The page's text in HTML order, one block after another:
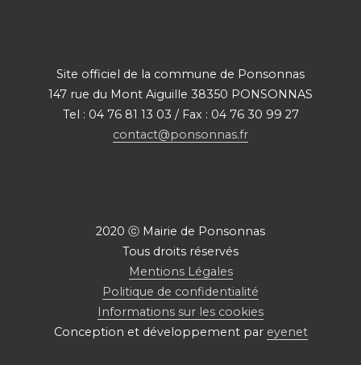
Site officiel de la commune de Ponsonnas
147 rue du Mont Aiguille 38350 PONSONNAS
Tel : 04 76 81 13 03 / Fax : 04 76 30 99 27
contact@ponsonnas.fr
2020 ⓒ Mairie de Ponsonnas
Tous droits réservés
Mentions Légales
Politique de confidentialité
Informations sur les cookies
Conception et développement par eyenet